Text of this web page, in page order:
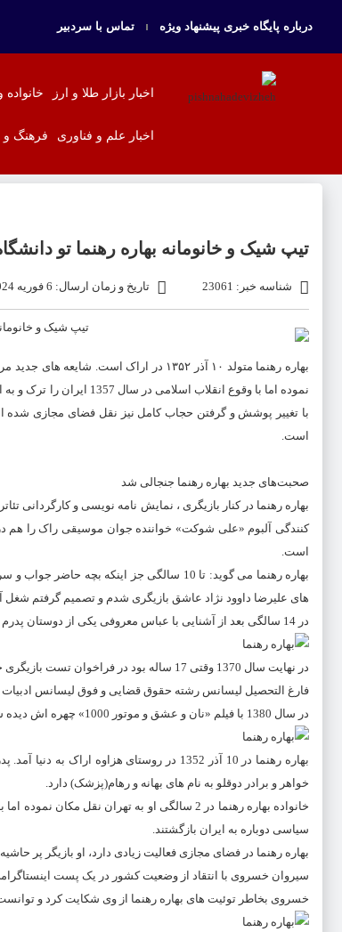
درباره پایگاه خبری پیشنهاد ویژه تماس با سردبیر
اخبار بازار طلا و ارز
اخبار علم و فناوری فرهنگ و
تیپ شیک و خانومانه بهاره رهنما تو
شناسه خبر: 23061 تاریخ و زمان ارسال: 6 فوریه 2024 ساعت 15:20
بهاره رهنما متولد ۱۰ آذر ۱۳۵۲ در اراک است. شایعه های جدید مربوط ازدواج جدید
نموده اما با وقوع انقلاب اسلامی در سال 1357 ایران را ترک و به انگلستان رفتند و پس از مدتی با فروکش شدن التهابات سیاسی دوباره به ایران بازگشتند .
با تغییر پوشش و گرفتن حجاب کامل نیز نقل فضای مجازی شده
است.​
صحبت‌های جدید بهاره رهنما جنجالی شد
کنندگی آلبوم «علی شوکت» خواننده جوان موسیقی راک را هم در
است.
بهاره رهنما می گوید: تا 10 سالگی جز
های علیرضا داوود نژاد عاشق بازیگری شدم و تصمیم گرفتم شغل
در 14 سالگی بعد از آشنایی با عباس معروفی یکی از دوستان پدرم رقیب تازه ای برای عشق بازیگری ام پیدا شد و آنهم نوشتن داستان بود.
در نهایت سال 1370 وقتی 17 ساله بود در فراخوان تست بازیگری حاضر شد و پس از قبولی اولین بار در فیلم افعی کنار جمشید هاشم پور بازی کرد.
فارغ التحصیل لیسانس رشته حقوق قضایی و فوق لیسانس ادبیات
در سال 1380 با فیلم «نان و عشق و موتور 1000» چهره اش دیده شد سپس با فیلم «گاو خونی» در سال 81 و در نهایت با فیلم «چارچنگولی» سال 1387 مشهور شد.
بهاره رهنما در 10 آذر 1352 در روستای
خواهر و برادر دوقلو به نام های بهانه و رهام(پزشک) دارد.
سیاسی دوباره به ایران بازگشتند.
بهاره رهنما در فضای مجازی فعالیت زیادی دارد، او بازیگر
سیروان خسروی با انتقاد از وضعیت کشور در یک پست
خسروی بخاطر توئیت های بهاره رهنما از وی شکایت کرد و توانست او را به تحمل 50 ضربه